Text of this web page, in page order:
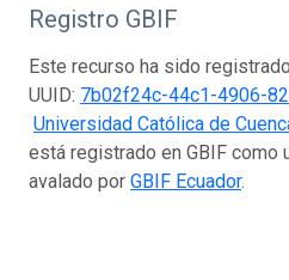
Registro GBIF
Este recurso ha sido
UUID: 7b02f24c-44c1-4906-
Universidad Católica de
está registrado en GBIF como
avalado por GBIF Ecuador.